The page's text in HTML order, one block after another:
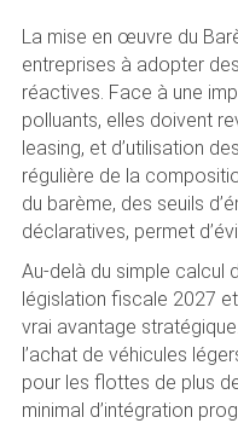
La mise en œuvre du
entreprises à adopter
réactives. Face à une
polluants, elles doivent
leasing, et d’utilisation
régulière de la
du barème, des seuils
déclaratives, permet
Au-delà du simple calcul
législation fiscale 2027
vrai avantage
l’achat de véhicules
pour les flottes de plus
minimal d’intégration